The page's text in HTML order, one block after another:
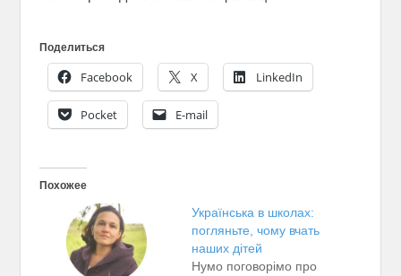
Поделиться
Facebook
X LinkedIn
Pocket E-mail
Похожее
Українська в школах:
погляньте, чому вчать
наших дітей
Нумо поговорімо про